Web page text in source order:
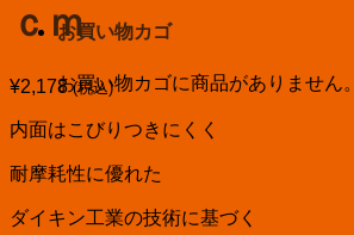
お買い物カゴ
お買い物カゴに商品がありません。
ｃｍ
¥2,178 (税込)
内面はこびりつきにくく
耐摩耗性に優れた
ダイキン工業の技術に基づく